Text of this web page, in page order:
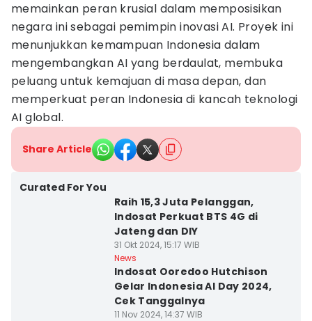
memainkan peran krusial dalam memposisikan
negara ini sebagai pemimpin inovasi AI. Proyek ini
menunjukkan kemampuan Indonesia dalam
mengembangkan AI yang berdaulat, membuka
peluang untuk kemajuan di masa depan, dan
memperkuat peran Indonesia di kancah teknologi
AI global.
Share Article
Curated For You
Raih 15,3 Juta Pelanggan,
Indosat Perkuat BTS 4G di
Jateng dan DIY
31 Okt 2024, 15:17 WIB
News
Indosat Ooredoo Hutchison
Gelar Indonesia AI Day 2024,
Cek Tanggalnya
11 Nov 2024, 14:37 WIB